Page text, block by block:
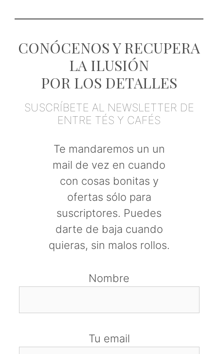
CONÓCENOS Y RECUPERA
LA ILUSIÓN
POR LOS DETALLES
SUSCRÍBETE AL NEWSLETTER DE
ENTRE TÉS Y CAFÉS
Te mandaremos un un
mail de vez en cuando
con cosas bonitas y
ofertas sólo para
suscriptores. Puedes
darte de baja cuando
quieras, sin malos rollos.
Nombre
Tu email